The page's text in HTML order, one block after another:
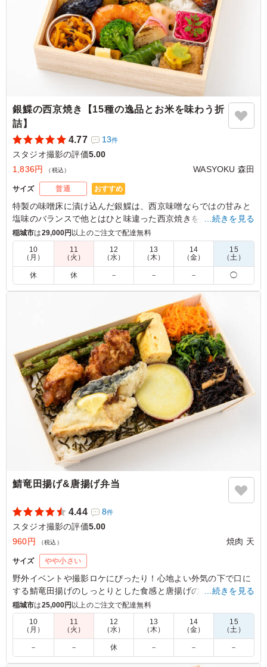
東京都渋谷区神山町2026/07/09
銀鰈の西京焼き【15種の逸品とお米を味わう折
詰】
4.77
13件
スタジオ撮影の評価5.00
1,836円
（税込） WASYOKU 森田
サイズ 普通 おすすめ
特製の味噌床に漬け込んだ銀鰈は、⻄京味噌ならではの⽢みと
塩味のバランスで他とはひと味違った⻄京焼きを楽しんでいた
だけます。WASYOKU 森田でも一番人気のメインです。お米は
新潟県糸魚川産のコシヒカリ。口の中に入れるとジューシーさ
とお米の甘みが広がります。お米の美味しさを味わっていただ
けるお米です。15種の店主の腕が光る繊細で豊かな味わいの副
菜と共にお召し上がりください。会議やおもてなしにおすすめ
です。
魚のお弁当が銀鰈の西京焼きで、魚好きには嬉しい優しい
ですし、味付けも深みがあり、副菜もバランスよく入って
いて、ごはんも美味しいです。 他の種類もまた食べ比べ
てみたいです
ご利用シーン：ロケ・撮影›スタジオ撮影
東京都渋谷区神山町2026/07/09
…続きを見る
稲城市は29,000円 以上のご注文で配達無料
10
（月）
11
（火）
12
（水）
13
（木）
14
（金）
15
（土）
休 休 － － － ◯
鯖竜田揚げ&唐揚げ弁当
4.44 8件
スタジオ撮影の評価5.00
960円
（税込） 焼肉 天
サイズ やや小さい
野外イベントや撮影ロケにぴったり！心地よい外気の下で口に
する鯖竜田揚げのしっとりとした食感と唐揚げのジューシーさ
は格別。アスパラの塩焼きと共に味わう、素朴な味付けが癒し
を与えてくれます。さらに彩り豊かなひじき煮や人参ナムルが
お口の中で広がり、満足感を一層引き立てます。
5.0
…続きを見る
稲城市は25,000円 以上のご注文で配達無料
10
（月）
11
（火）
12
（水）
13
（木）
14
（金）
15
（土）
－ － 休 － － －